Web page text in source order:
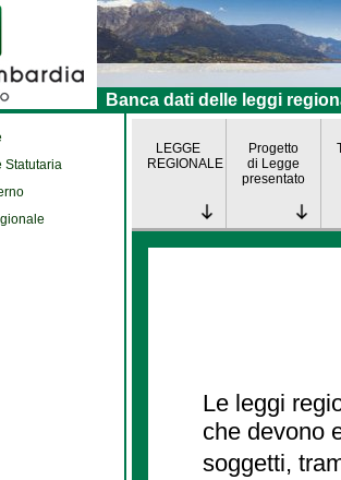
Banca dati delle leggi
Statutaria
LEGGE
REGIONALE
Progetto
di Legge
presentato
Le leggi
che devono
soggetti,